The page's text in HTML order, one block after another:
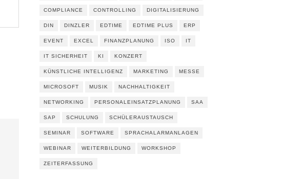
COMPLIANCE CONTROLLING DIGITALISIERUNG
DIN DINZLER EDTIME EDTIME PLUS ERP
EVENT EXCEL FINANZPLANUNG ISO IT
IT SICHERHEIT KI KONZERT
KÜNSTLICHE INTELLIGENZ MARKETING MESSE
MICROSOFT MUSIK NACHHALTIGKEIT
NETWORKING PERSONALEINSATZPLANUNG SAA
SAP SCHULUNG SCHÜLERAUSTAUSCH
SEMINAR SOFTWARE SPRACHALARMANLAGEN
WEBINAR WEITERBILDUNG WORKSHOP
ZEITERFASSUNG